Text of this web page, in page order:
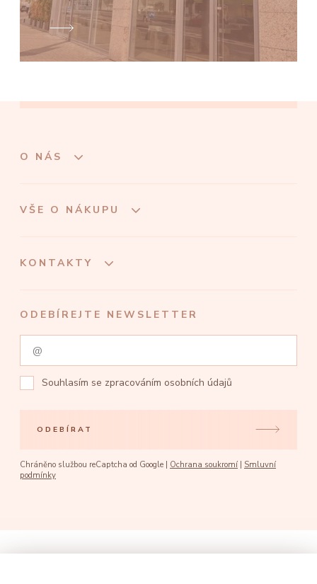
O NÁS
VŠE O NÁKUPU
KONTAKTY
ODEBÍREJTE NEWSLETTER
Souhlasím se zpracováním osobních údajů
ODEBÍRAT
Chráněno službou reCaptcha od Google | Ochrana soukromí
Smluvní
podmínky